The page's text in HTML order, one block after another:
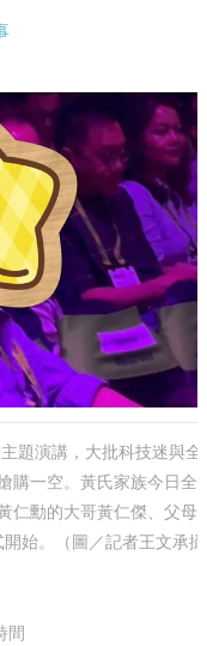
題演講，大批科技迷與全
購一空。黃氏家族今日全
仁勳的大哥黃仁傑、父母
始。（圖／記者王文承攝
間